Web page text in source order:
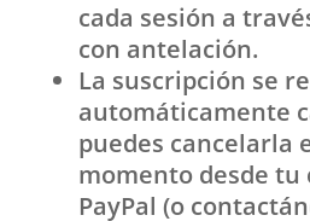
cada sesión a
con antelación.
La suscripción se
automáticamente
puedes cancelarla
momento desde tu
PayPal (o